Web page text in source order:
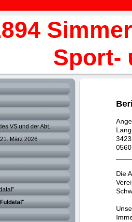
und
VS und der Abt.
März 2026
Die